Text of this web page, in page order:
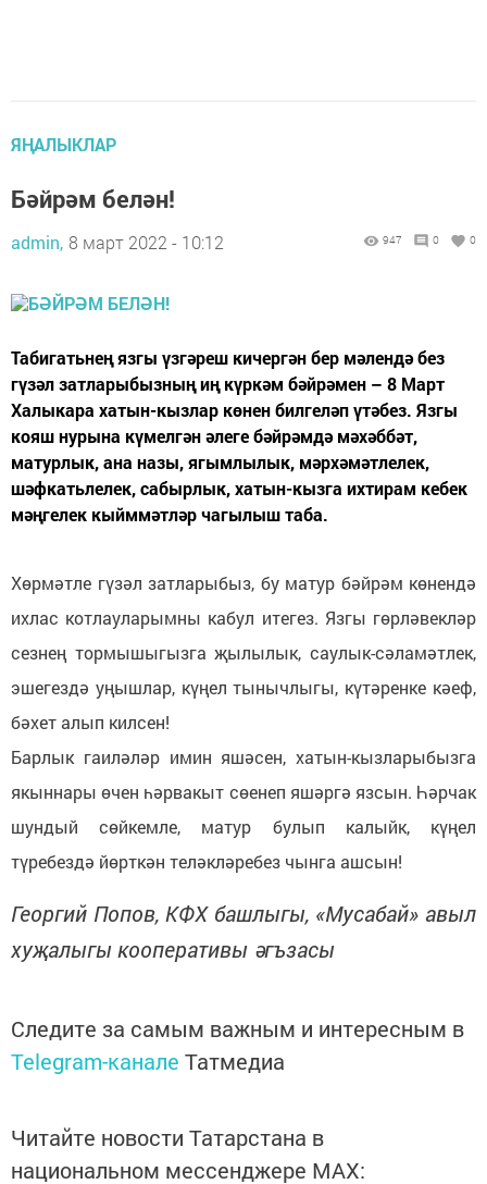
ЯҢАЛЫКЛАР
Бәйрәм белән!
admin, 8 март 2022 - 10:12 947 0 0
Табигатьнең язгы үзгәреш кичергән бер мәлендә без
гүзәл затларыбызның иң күркәм бәйрәмен – 8 Март
Халыкара хатын-кызлар көнен билгеләп үтәбез. Язгы
кояш нурына күмелгән әлеге бәйрәмдә мәхәббәт,
матурлык, ана назы, ягымлылык, мәрхәмәтлелек,
шәфкатьлелек, сабырлык, хатын-кызга ихтирам кебек
мәңгелек кыйммәтләр чагылыш таба.
Хөрмәтле гүзәл затларыбыз, бу матур бәйрәм көнендә
ихлас котлауларымны кабул итегез. Язгы гөрләвекләр
сезнең тормышыгызга җылылык, саулык-сәламәтлек,
эшегездә уңышлар, күңел тынычлыгы, күтәренке кәеф,
бәхет алып килсен!
Барлык гаиләләр имин яшәсен, хатын-кызларыбызга
якыннары өчен һәрвакыт сөенеп яшәргә язсын. Һәрчак
шундый сөйкемле, матур булып калыйк, күңел
түребездә йөрткән теләкләребез чынга ашсын!
Георгий Попов, КФХ башлыгы, «Мусабай» авыл
хуҗалыгы кооперативы әгъзасы
Следите за самым важным и интересным в
Telegram-канале Татмедиа
Читайте новости Татарстана в
национальном мессенджере MАХ: